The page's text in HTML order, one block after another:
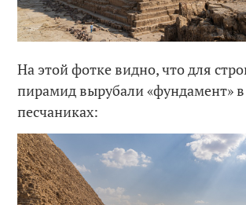
На этой фотке видно, что для
пирамид вырубали «фундамент»
песчаниках: